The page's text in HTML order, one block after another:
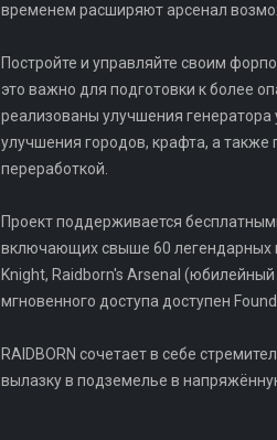
временем расширяют арсенал
Постройте и управляйте своим
это важно для подготовки к более
реализованы улучшения
улучшения городов, крафта, а
переработкой.
Проект поддерживается
включающих свыше 60 легендарных
Knight, Raidborn's Arsenal
мгновенного доступа доступен
RAIDBORN сочетает в себе
вылазку в подземелье в